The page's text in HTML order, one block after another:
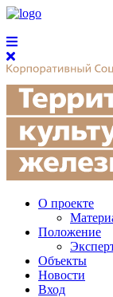
О проекте
Положение
Объекты
Новости
Вход